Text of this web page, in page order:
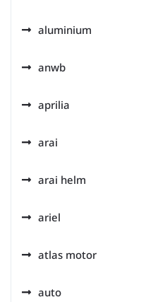
aluminium
anwb
aprilia
arai
arai helm
ariel
atlas motor
auto